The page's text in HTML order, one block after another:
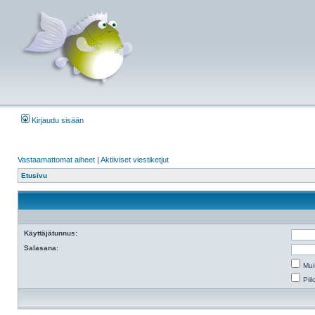
Kirjaudu sisään
Vastaamattomat aiheet | Aktiiviset viestiketjut
Etusivu
Käyttäjätunnus:
Salasana: